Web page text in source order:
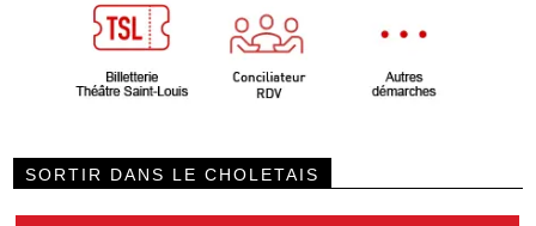
SORTIR DANS LE CHOLETAIS